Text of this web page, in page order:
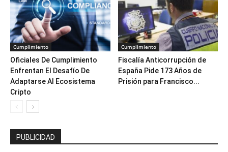
Cumplimiento
Oficiales De Cumplimiento
Enfrentan El Desafío De
Adaptarse Al Ecosistema
Cripto
Cumplimiento
Fiscalía Anticorrupción de
España Pide 173 Años de
Prisión para Francisco...
PUBLICIDAD